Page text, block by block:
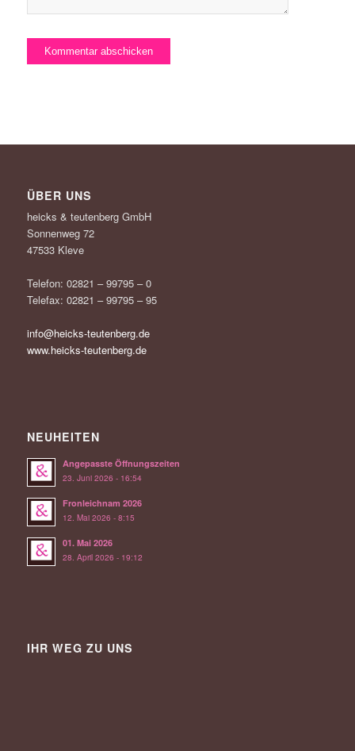
ÜBER UNS
heicks & teutenberg GmbH
Sonnenweg 72
47533 Kleve
Telefon: 02821 – 99795 – 0
Telefax: 02821 – 99795 – 95
info@heicks-teutenberg.de
www.heicks-teutenberg.de
NEUHEITEN
Angepasste Öffnungszeiten
23. Juni 2026 - 16:54
Fronleichnam 2026
12. Mai 2026 - 8:15
01. Mai 2026
28. April 2026 - 19:12
IHR WEG ZU UNS